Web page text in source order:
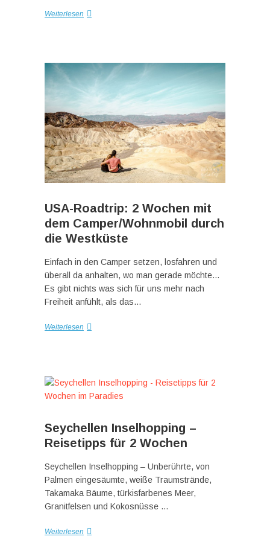
Weiterlesen
USA-Roadtrip: 2 Wochen mit
dem Camper/Wohnmobil durch
die Westküste
Einfach in den Camper setzen, losfahren und
überall da anhalten, wo man gerade möchte…
Es gibt nichts was sich für uns mehr nach
Freiheit anfühlt, als das…
Weiterlesen
Seychellen Inselhopping –
Reisetipps für 2 Wochen
Seychellen Inselhopping – Unberührte, von
Palmen eingesäumte, weiße Traumstrände,
Takamaka Bäume, türkisfarbenes Meer,
Granitfelsen und Kokosnüsse …
Weiterlesen